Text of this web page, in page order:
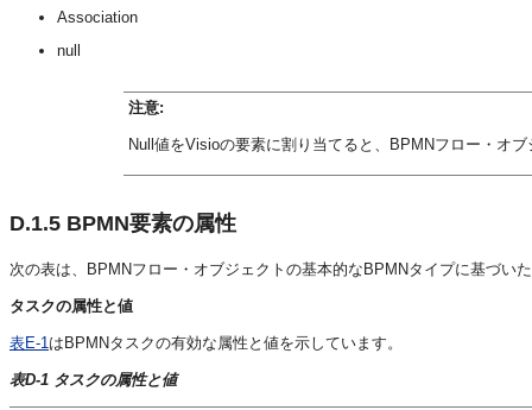
Association
null
注意:
Null値をVisioの要素に割り当てると、BPMNフロー・オ
D.1.5 BPMN要素の属性
次の表は、BPMNフロー・オブジェクトの基本的なBPMNタイプに基づい
タスクの属性と値
表E-1 はBPMNタスクの有効な属性と値を示しています。
表D-1 タスクの属性と値